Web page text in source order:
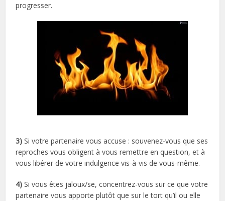
progresser.
3) Si votre partenaire vous accuse : souvenez-vous que ses
reproches vous obligent à vous remettre en question, et à
vous libérer de votre indulgence vis-à-vis de vous-même.
4) Si vous êtes jaloux/se, concentrez-vous sur ce que votre
partenaire vous apporte plutôt que sur le tort qu’il ou elle